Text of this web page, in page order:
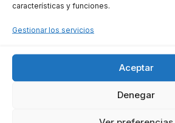
características y funciones.
Gestionar los servicios
Aceptar
Denegar
solicitud es rechazada o el
inferior al de la RESOGA,
Normativa y